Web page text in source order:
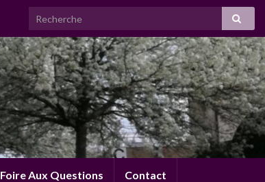
Foire Aux Questions Contact